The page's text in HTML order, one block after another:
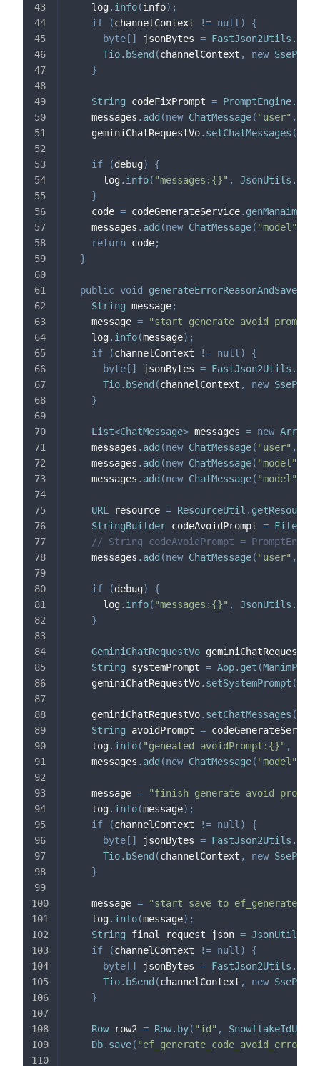
    log
. info(info) ;
if
(channelContext != null )
{
byte [ ] jsonBytes = FastJson2Utils .
Tio. bSend (channelContext , new
}
String codeFixPrompt = PromptEngine.
    messages
. add (new ChatMessage( "user" ,
    geminiChatRequestVo
. setChatMessages (
if (debug)
{
      log
. info( "messages:{}" , JsonUtils .
}
    code
= codeGenerateService. genManaimCode
    messages
. add (new ChatMessage( "model"
return code;
}
public void generateErrorReasonAndSave
String message;
    message
= "start generate avoid prompt"
    log
. info(message) ;
if
(channelContext != null )
{
byte [ ] jsonBytes = FastJson2Utils .
Tio. bSend (channelContext , new
}
List<ChatMessage> messages = new
    messages
. add (new ChatMessage( "user" ,
    messages
. add (new ChatMessage( "model"
    messages
. add (new ChatMessage( "model"
URL resource = ResourceUtil . getResource
StringBuilder codeAvoidPrompt = FileUtil
// String codeAvoidPrompt =
    messages
. add (new ChatMessage( "user" ,
if (debug)
{
      log
. info( "messages:{}" , JsonUtils .
}
GeminiChatRequestVo geminiChatRequestVo
String systemPrompt = Aop. get (
    geminiChatRequestVo
. setSystemPrompt (
    geminiChatRequestVo
. setChatMessages (
String avoidPrompt = codeGenerateService
    log
. info( "geneated avoidPrompt:{}" ,
    messages
. add (new ChatMessage( "model"
    message
=
"finish generate avoid prompt"
    log
. info(message) ;
if
(channelContext != null )
{
byte [ ] jsonBytes = FastJson2Utils .
Tio. bSend (channelContext , new
}
    message
=
"start save to
    log
. info(message) ;
String final_request_json = JsonUtils
if
(channelContext != null )
{
byte [ ] jsonBytes = FastJson2Utils .
Tio. bSend (channelContext , new
}
Row row2 = Row. by( "id" ,
SnowflakeIdUtils
Db. save(